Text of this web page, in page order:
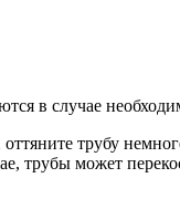
в случае
трубу
трубы может